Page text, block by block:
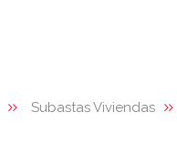
Subastas Viviendas